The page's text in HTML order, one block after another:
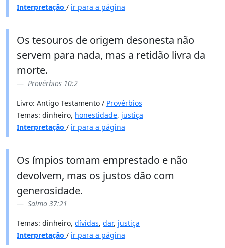
Interpretação / ir para a página
Os tesouros de origem desonesta não
servem para nada, mas a retidão livra da
morte.
Provérbios 10:2
Livro: Antigo Testamento / Provérbios
Temas: dinheiro, honestidade, justiça
Interpretação / ir para a página
Os ímpios tomam emprestado e não
devolvem, mas os justos dão com
generosidade.
Salmo 37:21
Temas: dinheiro, dívidas, dar, justiça
Interpretação / ir para a página